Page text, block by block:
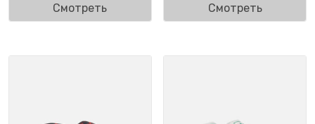
Смотреть
Смотреть